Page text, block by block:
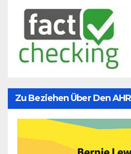
Zu Beziehen Über Den